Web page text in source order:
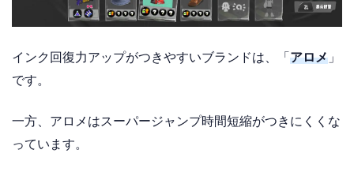
インク回復力アップがつきやすいブランドは、「 アロメ 」
です。
一方、アロメはスーパージャンプ時間短縮がつきにくくな
っています。